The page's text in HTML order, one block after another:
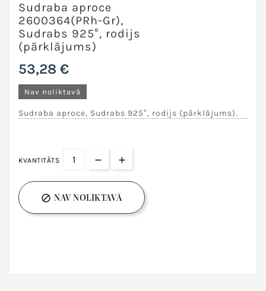
Sudraba aproce
2600364(PRh-Gr),
Sudrabs 925°, rodijs
(pārklājums)
53,28 €
Nav noliktavā
Sudraba aproce, Sudrabs 925°, rodijs (pārklājums).
KVANTITĀTS
 NAV NOLIKTAVĀ